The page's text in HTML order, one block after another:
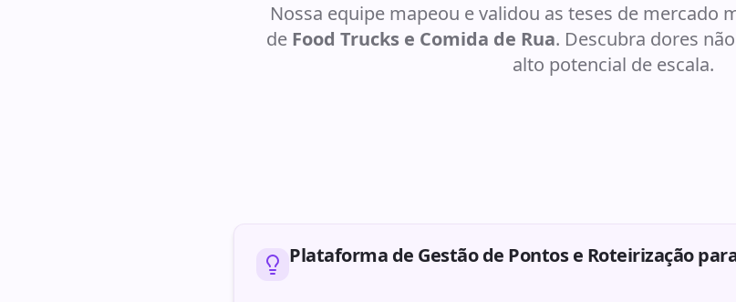
Nossa equipe mapeou e validou as teses de mercado
de Food Trucks e Comida de Rua. Descubra dores
alto potencial de escala.
Plataforma de Gestão de Pontos e Roteirização